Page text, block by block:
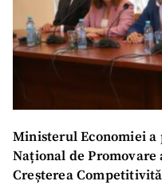
Ministerul Economiei
Național de
Creșterea